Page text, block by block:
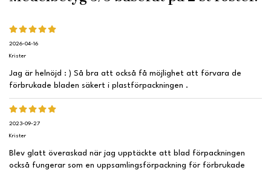
2026-04-16
Krister
Jag är helnöjd : ) Så bra att också få möjlighet att förvara de
förbrukade bladen säkert i plastförpackningen .
2023-09-27
Krister
Blev glatt överaskad när jag upptäckte att blad förpackningen
också fungerar som en uppsamlingsförpackning för förbrukade